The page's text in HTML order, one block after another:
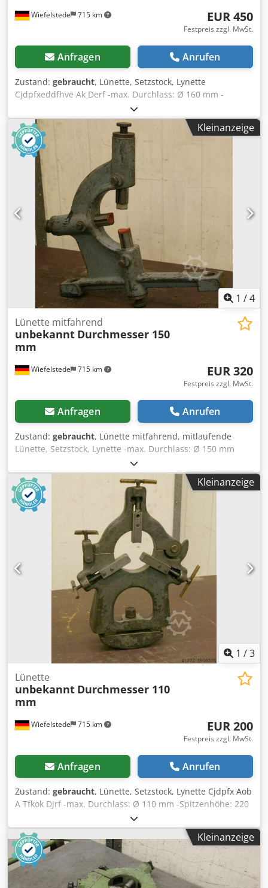
Wiefelstede 715 km EUR 450
Festpreis zzgl. MwSt.
Anfragen Anrufen
Zustand: gebraucht, Lünette, Setzstock, Lynette
Cjdpfxeddfhve Ak Derf -max. Durchlass: Ø 160 mm -
Spitzenhöhe: mm -Auflage: Rotguss -technische Zeichnung
bei den Fotos -Abmessungen: 500/85/H740 mm -Gewicht:
38 kg
Kleinanzeige
1 /4
Wiefelstede 715 km
Lünette mitfahrend
unbekannt Durchmesser 150
mm
EUR 320
Festpreis zzgl. MwSt.
Anfragen Anrufen
Zustand: gebraucht, Lünette mitfahrend, mitlaufende
Lünette, Setzstock, Lynette -max. Durchlass: Ø 150 mm
Credsb A Tdyspfx Ak Dsf -Auflage: Grauguss -Lochabstand
Aufnahme: 420 mm -Spitzenhöhe: 210 mm -Zeichnung bei
den Fotos -Abmessungen: 500/485/H80 mm -Gewicht: 18 kg
Kleinanzeige
1 /3
Wiefelstede 715 km
Lünette
unbekannt Durchmesser 110
mm
EUR 200
Festpreis zzgl. MwSt.
Anfragen Anrufen
Zustand: gebraucht, Lünette, Setzstock, Lynette Cjdpfx Aob
A Tfkok Djrf -max. Durchlass: Ø 110 mm -Spitzenhöhe: 220
mm -Auflage: Grauguss -technische Zeichnung bei den
Fotos -Abmessungen: 440/320/H80 mm -Gewicht: 13,6 kg
Kleinanzeige